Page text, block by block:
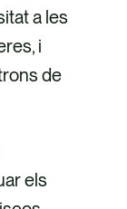
a les
i
de
els